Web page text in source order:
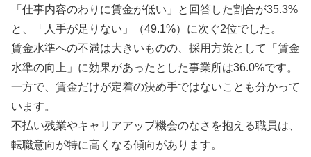
「仕事内容のわりに賃金が低い」と回答した割合が35.3%
と、「人手が足りない」（49.1%）に次ぐ2位でした。
賃金水準への不満は大きいものの、採用方策として「賃金
水準の向上」に効果があったとした事業所は36.0%です。
一方で、賃金だけが定着の決め手ではないことも分かって
います。
不払い残業やキャリアアップ機会のなさを抱える職員は、
転職意向が特に高くなる傾向があります。